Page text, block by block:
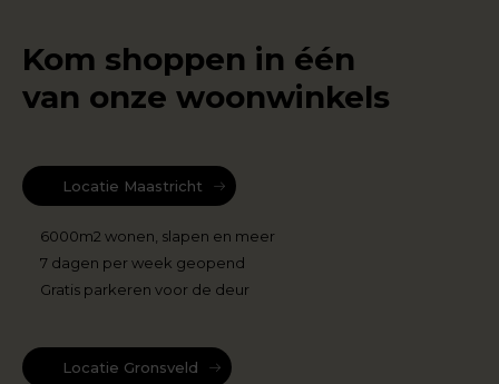
Kom shoppen in één
van onze woonwinkels
Locatie Maastricht
6000m2 wonen, slapen en meer
7 dagen per week geopend
Gratis parkeren voor de deur
Locatie Gronsveld